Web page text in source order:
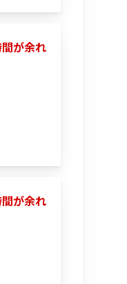
が余れ
が余れ